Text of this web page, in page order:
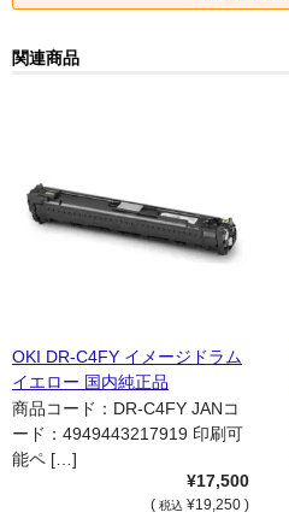
関連商品
OKI DR-C4FY イメージドラム
イエロー 国内純正品
商品コード：DR-C4FY JANコ
ード：4949443217919 印刷可
能ペ […]
¥17,500
( 税込 ¥19,250 )